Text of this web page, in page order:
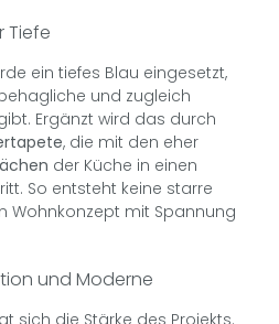
Tiefe
ein tiefes Blau eingesetzt,
und zugleich
Ergänzt wird das durch
, die mit den eher
der Küche in einen
So entsteht keine starre
Wohnkonzept mit Spannung
und Moderne